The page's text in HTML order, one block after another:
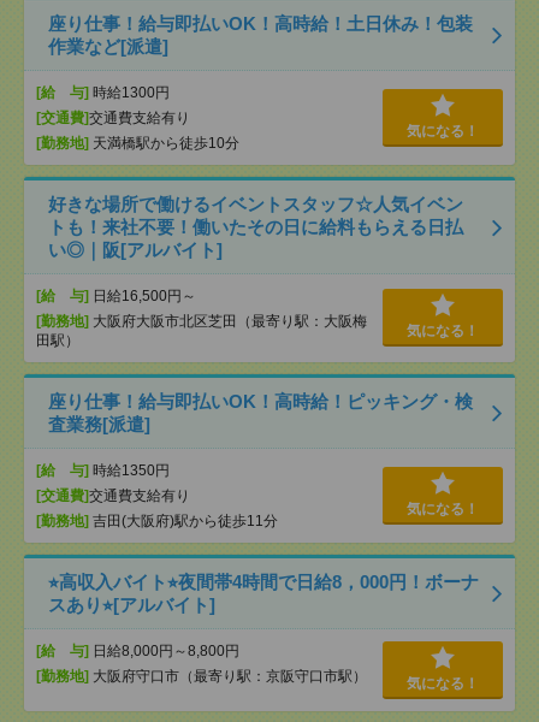
座り仕事！給与即払いOK！高時給！土日休み！包装
作業など[派遣]
[給 与] 時給1300円
[交通費]交通費支給有り
[勤務地] 天満橋駅から徒歩10分
気になる！
好きな場所で働けるイベントスタッフ☆人気イベン
トも！来社不要！働いたその日に給料もらえる日払
い◎｜阪[アルバイト]
[給 与] 日給16,500円～
[勤務地] 大阪府大阪市北区芝田（最寄り駅：大阪梅
田駅）
気になる！
座り仕事！給与即払いOK！高時給！ピッキング・検
査業務[派遣]
[給 与] 時給1350円
[交通費]交通費支給有り
[勤務地] 吉田(大阪府)駅から徒歩11分
気になる！
⭐︎高収入バイト⭐︎夜間帯4時間で日給8，000円！ボーナ
スあり⭐︎[アルバイト]
[給 与] 日給8,000円～8,800円
[勤務地] 大阪府守口市（最寄り駅：京阪守口市駅） 気になる！